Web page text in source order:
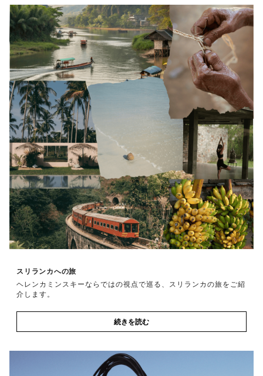
スリランカへの旅
ヘレンカミンスキーならではの視点で巡る、スリランカの旅をご紹
介します。
続きを読む